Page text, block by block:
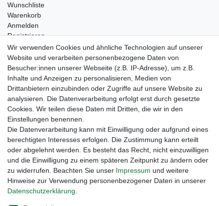
Wunschliste
Warenkorb
Anmelden
Registrieren
Kontakt
Newsletter Anmeldung
Newsletter Abmeldung
Widerrufs­recht
Wir verwenden Cookies und ähnliche Technologien auf unserer
Website und verarbeiten personenbezogene Daten von
Besucher:innen unserer Webseite (z.B. IP-Adresse), um z.B.
Inhalte und Anzeigen zu personalisieren, Medien von
Drittanbietern einzubinden oder Zugriffe auf unsere Website zu
analysieren. Die Datenverarbeitung erfolgt erst durch gesetzte
Cookies. Wir teilen diese Daten mit Dritten, die wir in den
Einstellungen benennen.
Die Datenverarbeitung kann mit Einwilligung oder aufgrund eines
berechtigten Interesses erfolgen. Die Zustimmung kann erteilt
oder abgelehnt werden. Es besteht das Recht, nicht einzuwilligen
und die Einwilligung zu einem späteren Zeitpunkt zu ändern oder
zu widerrufen. Beachten Sie unser Impressum und weitere
Hinweise zur Verwendung personenbezogener Daten in unserer
Daten­schutz­erklärung